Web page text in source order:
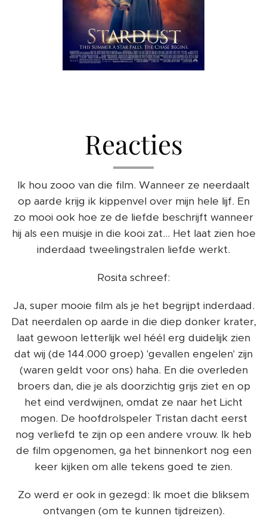
Reacties
Ik hou zooo van die film. Wanneer ze neerdaalt
op aarde krijg ik kippenvel over mijn hele lijf. En
zo mooi ook hoe ze de liefde beschrijft wanneer
hij als een muisje in die kooi zat... Het laat zien hoe
inderdaad tweelingstralen liefde werkt.
Rosita schreef:
Ja, super mooie film als je het begrijpt inderdaad.
Dat neerdalen op aarde in die diep donker krater,
laat gewoon letterlijk wel héél erg duidelijk zien
dat wij (de 144.000 groep) 'gevallen engelen' zijn
(waren geldt voor ons) haha. En die overleden
broers dan, die je als doorzichtig grijs ziet en op
het eind verdwijnen, omdat ze naar het Licht
mogen. De hoofdrolspeler Tristan dacht eerst
nog verliefd te zijn op een andere vrouw. Ik heb
de film opgenomen, ga het binnenkort nog een
keer kijken om alle tekens goed te zien.
Zo werd er ook in gezegd: Ik moet die bliksem
ontvangen (om te kunnen tijdreizen).